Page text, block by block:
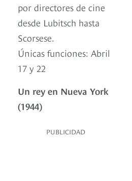
por directores de cine
desde Lubitsch hasta
Scorsese.
Únicas funciones: Abril
17 y 22
Un rey en Nueva York
(1944)
PUBLICIDAD